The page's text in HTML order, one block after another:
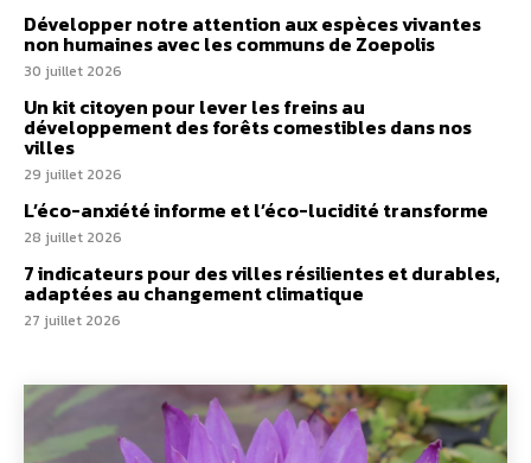
Développer notre attention aux espèces vivantes
non humaines avec les communs de Zoepolis
30 juillet 2026
Un kit citoyen pour lever les freins au
développement des forêts comestibles dans nos
villes
29 juillet 2026
L’éco-anxiété informe et l’éco-lucidité transforme
28 juillet 2026
7 indicateurs pour des villes résilientes et durables,
adaptées au changement climatique
27 juillet 2026